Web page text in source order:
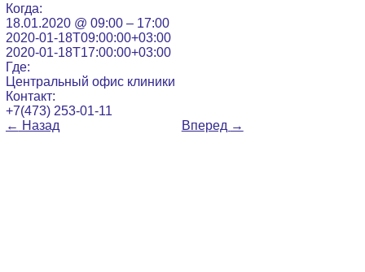
Когда:
18.01.2020 @ 09:00 – 17:00
2020-01-18T09:00:00+03:00
2020-01-18T17:00:00+03:00
Где:
Центральный офис клиники
Контакт:
+7(473) 253-01-11
← Назад Вперед →